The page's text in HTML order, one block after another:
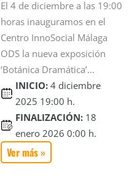
El 4 de diciembre a las 19:00
horas inauguramos en el
Centro InnoSocial Málaga
ODS la nueva exposición
‘Botánica Dramática’...
INICIO: 4 diciembre
2025 19:00 h.
FINALIZACIÓN: 18
enero 2026 0:00 h.
Ver más »